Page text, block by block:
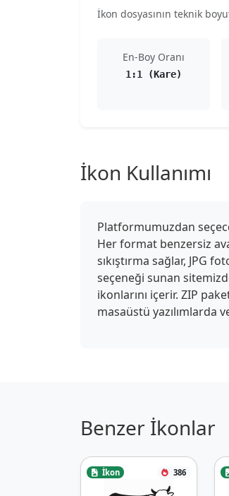
İkon dosyasının teknik
En-Boy Oranı
1:1 (Kare)
İkon Kullanımı
Platformumuzdan
Her format benzersiz
sıkıştırma sağlar, JPG
seçeneği sunan
ikonlarını içerir. ZIP
masaüstü yazılımlarda
Benzer İkonlar
İkon 386